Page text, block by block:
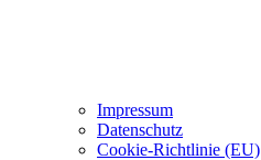
Impressum
Datenschutz
Cookie-Richtlinie (EU)